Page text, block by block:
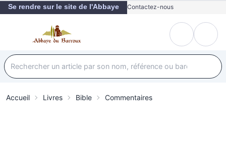
Se rendre sur le site de l'Abbaye Contactez-nous
Accueil Livres Bible Commentaires